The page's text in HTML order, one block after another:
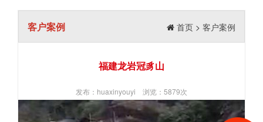
客户案例 首页 > 客户案例
福建龙岩冠豸山
发布：huaxinyouyi 浏览：5879次